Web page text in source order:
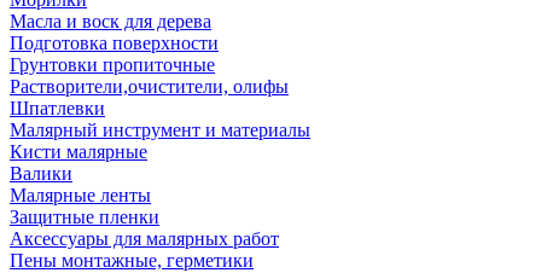
Масла и воск для дерева
Подготовка поверхности
Грунтовки пропиточные
Растворители,очистители, олифы
Шпатлевки
Малярный инструмент и материалы
Кисти малярные
Валики
Малярные ленты
Защитные пленки
Аксессуары для малярных работ
Пены монтажные, герметики